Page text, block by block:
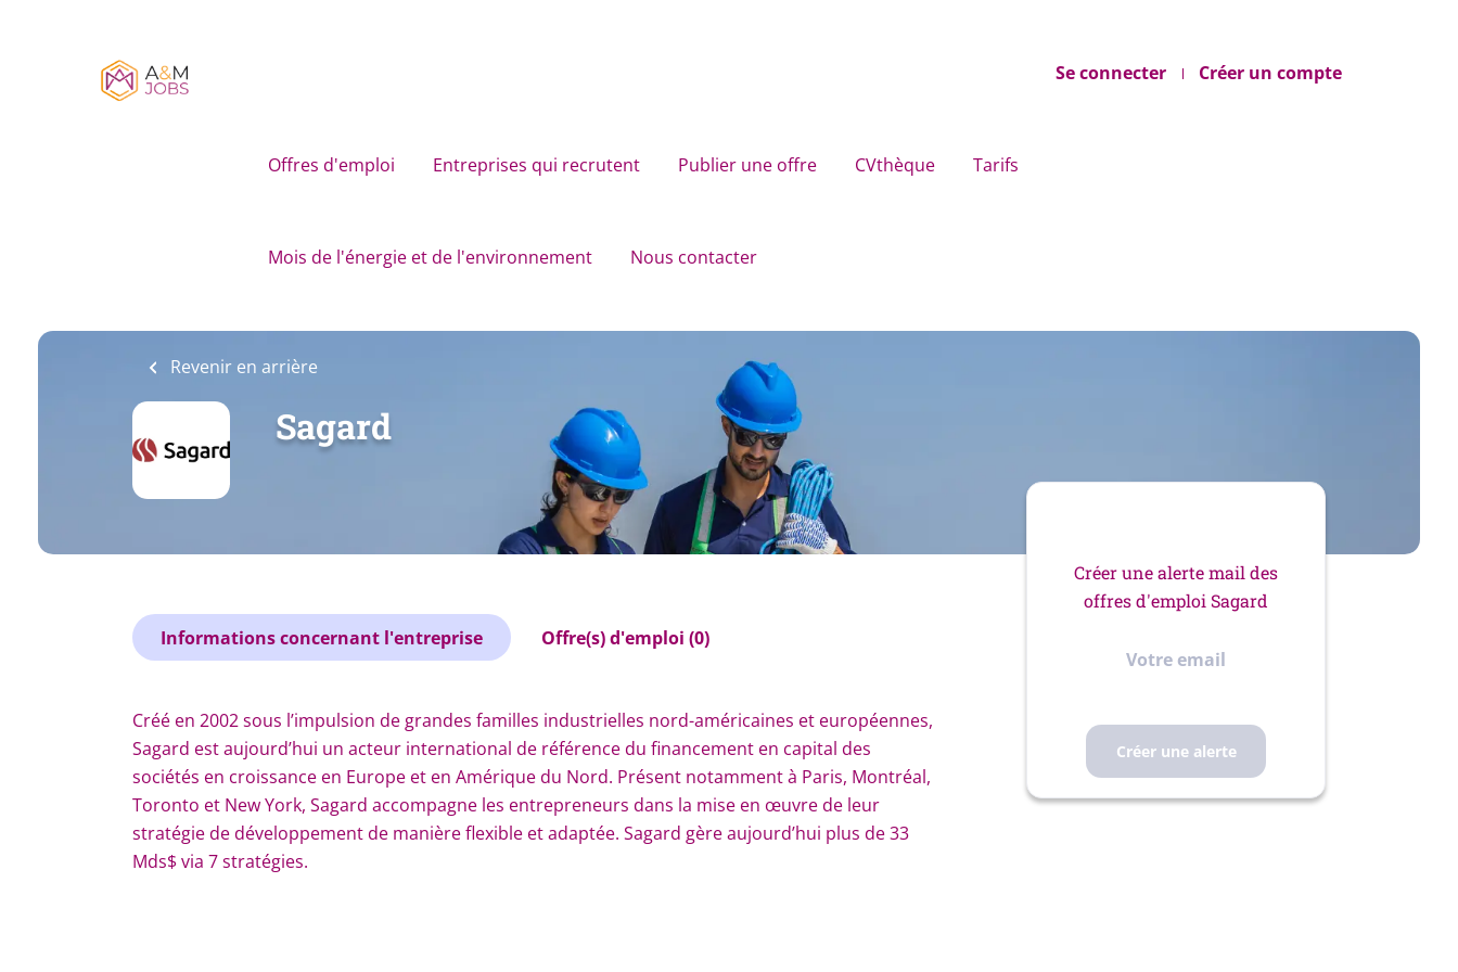
Se connecter Créer un compte
Offres d'emploi Entreprises qui recrutent Publier une offre CVthèque Tarifs
Mois de l'énergie et de l'environnement Nous contacter
Revenir en arrière
Sagard
Informations concernant l'entreprise Offre(s) d'emploi (0)
Créé en 2002 sous l’impulsion de grandes familles industrielles nord-américaines et européennes,
Sagard est aujourd’hui un acteur international de référence du financement en capital des
sociétés en croissance en Europe et en Amérique du Nord. Présent notamment à Paris, Montréal,
Toronto et New York, Sagard accompagne les entrepreneurs dans la mise en œuvre de leur
stratégie de développement de manière flexible et adaptée. Sagard gère aujourd’hui plus de 33
Mds$ via 7 stratégies.
Créer une alerte mail des
offres d'emploi Sagard